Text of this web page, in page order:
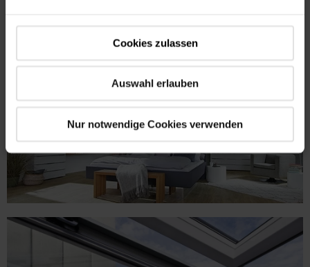
Cookies zulassen
Auswahl erlauben
Nur notwendige Cookies verwenden